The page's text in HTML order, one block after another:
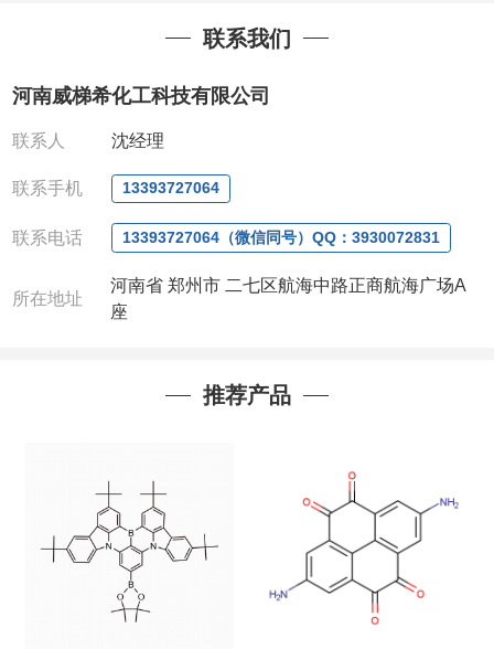
我司对高校及科研单位先发货和
作中有用到的试剂,欢迎前来询购
电话:0371-63377391/13393727064
QQ:3930072831
:13393727064
联系人: 沈晓东(欢迎致电
联系我们
河南威梯希化工科技有限公司
联系人 沈经理
联系手机 13393727064
联系电话 13393727064（微信同号）QQ：3930072831
所在地址
河南省 郑州市 二七区航海中路正商航海广场A
座
推荐产品